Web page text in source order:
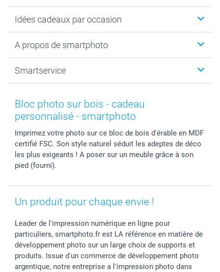
Calendrier photo & Agenda photo
Tirage photo & agrandissement
Faire-part & Cartes
Coques smartphone
Stickers & Etiquettes
Dénicheur d'idées cadeau
Idées cadeaux par occasion
Anniversaire
Naissance & baptême
Fête des Mères
Fête des Pères
Baptême
Toussaint
Rentrée des classes
Vacances
A propos de smartphoto
Plan du site
Droit de rétraction
Plaintes
Gestion des cookies
Tarifs
Partenariats & Influence
Smartservice
Aide
smartbonus
Livraison
Modes de paiement
Grandes quantités
Bloc photo sur bois - cadeau
personnalisé - smartphoto
Imprimez votre photo sur ce bloc de bois d'érable en MDF
certifié FSC. Son style naturel séduit les adeptes de déco
les plus exigeants ! A poser sur un meuble grâce à son
pied (fourni).
Un produit pour chaque envie !
Leader de l'impression numérique en ligne pour
particuliers, smartphoto.fr est LA référence en matière de
développement photo sur un large choix de supports et
produits. Issue d'un commerce de développement photo
argentique, notre entreprise a l'impression photo dans